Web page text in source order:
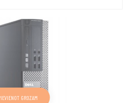
GROZAM